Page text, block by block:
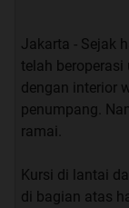
Jakarta - Sejak
telah
dengan interior
penumpang.
ramai.
Kursi di lantai
di bagian atas